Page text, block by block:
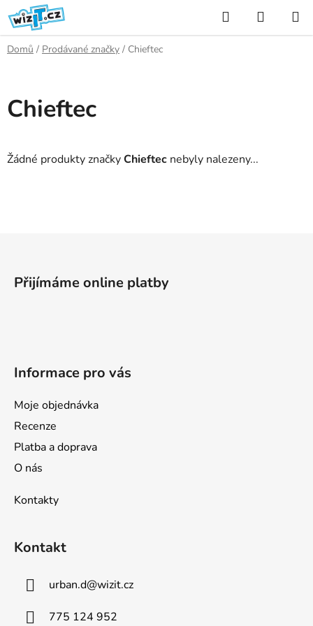
Přejít
na
obsah
Hledat
KOŠÍK
Domů / Prodávané značky / Chieftec
Chieftec
Žádné produkty značkyChieftec nebyly nalezeny...
Přijímáme online platby
Informace pro vás
Moje objednávka
Recenze
Platba a doprava
O nás
Kontakty
Kontakt
urban.d@wizit.cz
775 124 952